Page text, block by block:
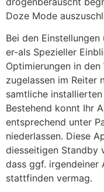
Doze Mode
Bei den
er-als Spezieller
Optimierungen in
zugelassen im Reiter
samtliche
Bestehend konnt Ihr
entsprechend unter
niederlassen. Diese
diesseitigen Standby
dass ggf. irgendeiner
stattfinden vermag.